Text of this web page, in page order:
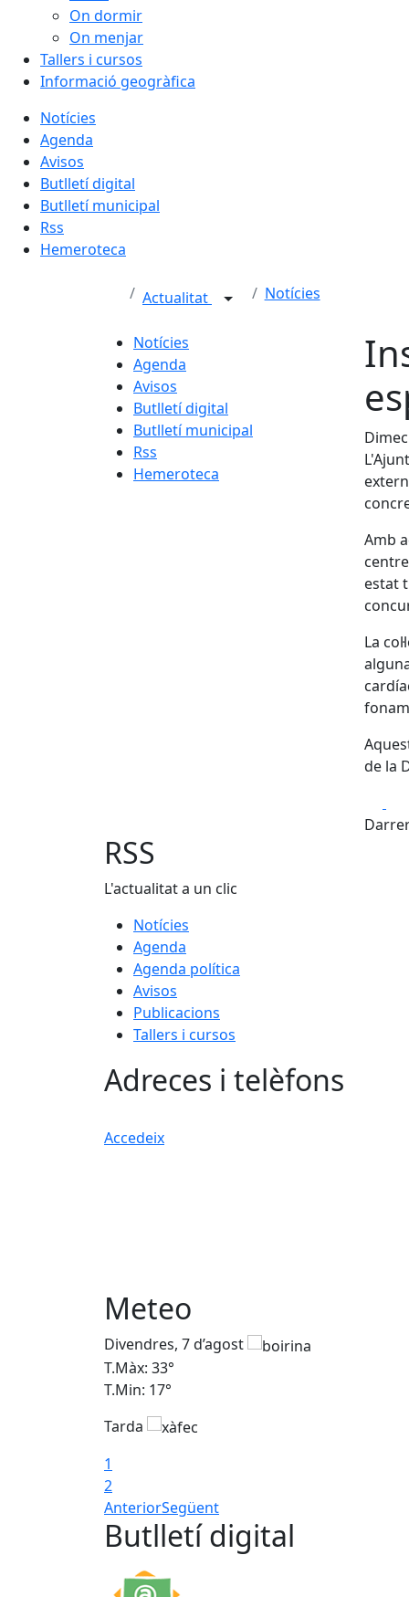
On dormir
On menjar
Tallers i cursos
Informació geogràfica
Notícies
Agenda
Avisos
Butlletí digital
Butlletí municipal
Rss
Hemeroteca
Actualitat Notícies
Notícies
Agenda
Avisos
Butlletí digital
Butlletí municipal
Rss
Hemeroteca
Amb
estat
La
de la
RSS
L'actualitat a un clic
Notícies
Agenda
Agenda política
Avisos
Publicacions
Tallers i cursos
Adreces i telèfons
Accedeix
Meteo
Divendres, 7 d’agost
T.Màx: 33°
T.Min: 17°
Tarda
1
2
AnteriorSegüent
Butlletí digital